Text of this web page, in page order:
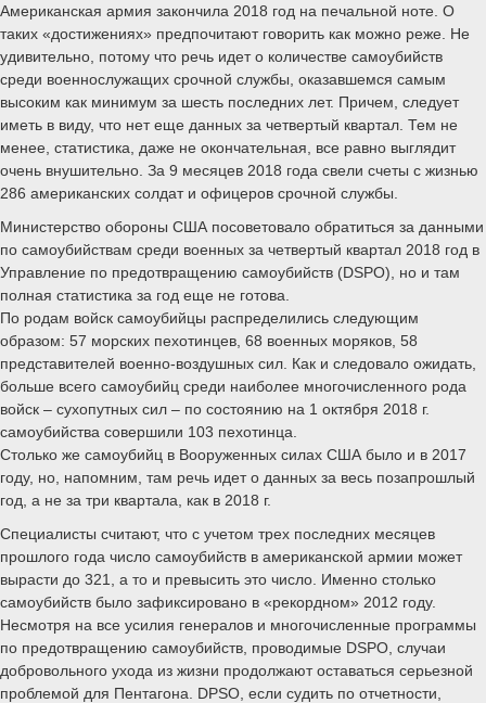
Американская армия закончила 2018 год на печальной ноте. О
таких «достижениях» предпочитают говорить как можно реже. Не
удивительно, потому что речь идет о количестве самоубийств
среди военнослужащих срочной службы, оказавшемся самым
высоким как минимум за шесть последних лет. Причем, следует
иметь в виду, что нет еще данных за четвертый квартал. Тем не
менее, статистика, даже не окончательная, все равно выглядит
очень внушительно. За 9 месяцев 2018 года свели счеты с жизнью
286 американских солдат и офицеров срочной службы.
Министерство обороны США посоветовало обратиться за данными
по самоубийствам среди военных за четвертый квартал 2018 год в
Управление по предотвращению самоубийств (DSPO), но и там
полная статистика за год еще не готова.
По родам войск самоубийцы распределились следующим
образом: 57 морских пехотинцев, 68 военных моряков, 58
представителей военно-воздушных сил. Как и следовало ожидать,
больше всего самоубийц среди наиболее многочисленного рода
войск – сухопутных сил – по состоянию на 1 октября 2018 г.
самоубийства совершили 103 пехотинца.
Столько же самоубийц в Вооруженных силах США было и в 2017
году, но, напомним, там речь идет о данных за весь позапрошлый
год, а не за три квартала, как в 2018 г.
Специалисты считают, что с учетом трех последних месяцев
прошлого года число самоубийств в американской армии может
вырасти до 321, а то и превысить это число. Именно столько
самоубийств было зафиксировано в «рекордном» 2012 году.
Несмотря на все усилия генералов и многочисленные программы
по предотвращению самоубийств, проводимые DSPO, случаи
добровольного ухода из жизни продолжают оставаться серьезной
проблемой для Пентагона. DPSO, если судить по отчетности,